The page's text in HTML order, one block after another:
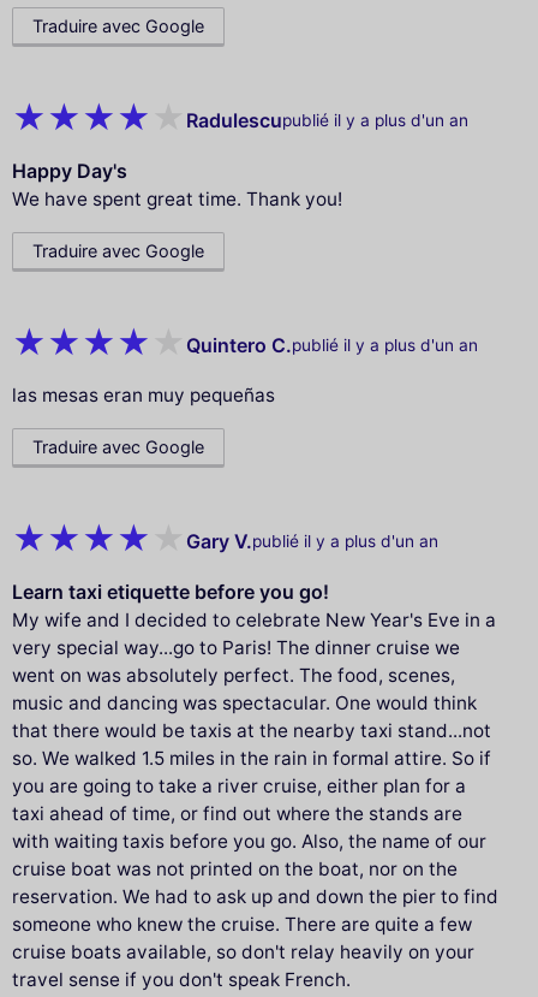
Traduire avec Google
Radulescupublié il y a plus d'un an
Happy Day's
We have spent great time. Thank you!
Traduire avec Google
Quintero C.publié il y a plus d'un an
las mesas eran muy pequeñas
Traduire avec Google
Gary V.publié il y a plus d'un an
Learn taxi etiquette before you go!
My wife and I decided to celebrate New Year's Eve in a
very special way...go to Paris! The dinner cruise we
went on was absolutely perfect. The food, scenes,
music and dancing was spectacular. One would think
that there would be taxis at the nearby taxi stand...not
so. We walked 1.5 miles in the rain in formal attire. So if
you are going to take a river cruise, either plan for a
taxi ahead of time, or find out where the stands are
with waiting taxis before you go. Also, the name of our
cruise boat was not printed on the boat, nor on the
reservation. We had to ask up and down the pier to find
someone who knew the cruise. There are quite a few
cruise boats available, so don't relay heavily on your
travel sense if you don't speak French.